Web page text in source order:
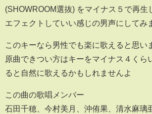
(SHOWROOM選抜) をマイナス５で再生
エフェクトしていい感じの男声にしてみ
このキーなら男性でも楽に歌えると思い
原­曲できつい方はキーをマイナス４くら
ると自然に歌えるかもしれませんよ
この曲の歌唱メンバー
石田千穂、今村美月、沖侑果、清水麻璃